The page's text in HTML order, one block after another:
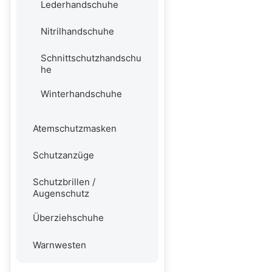
Lederhandschuhe
Nitrilhandschuhe
Schnittschutzhandschu
he
Winterhandschuhe
Atemschutzmasken
Schutzanzüge
Schutzbrillen /
Augenschutz
Überziehschuhe
Warnwesten